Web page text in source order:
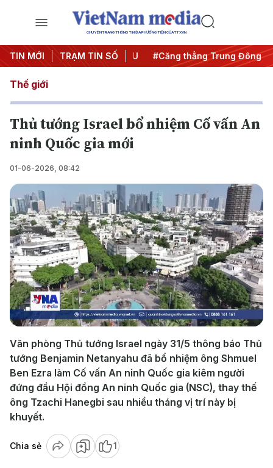
CHUYÊN TRANG THÔNG TIN ĐA PHƯƠNG TIỆN CỦA TTXVN
TIN MỚI TRẠM TIN SỐ
#Chống khai thác IUU #Căng thẳng Trung Đông
Thế giới
Thủ tướng Israel bổ nhiệm Cố vấn An
ninh Quốc gia mới
01-06-2026, 08:42
Play
Video
Văn phòng Thủ tướng Israel ngày 31/5 thông báo Thủ
tướng Benjamin Netanyahu đã bổ nhiệm ông Shmuel
Ben Ezra làm Cố vấn An ninh Quốc gia kiêm người
đứng đầu Hội đồng An ninh Quốc gia (NSC), thay thế
ông Tzachi Hanegbi sau nhiều tháng vị trí này bị
khuyết.
Chia sẻ 1